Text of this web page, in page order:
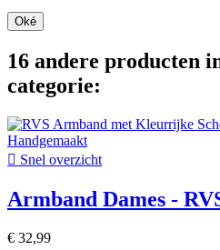
Oké
16 andere producten
categorie:
 Snel overzicht
Armband Dames -
€ 32,99